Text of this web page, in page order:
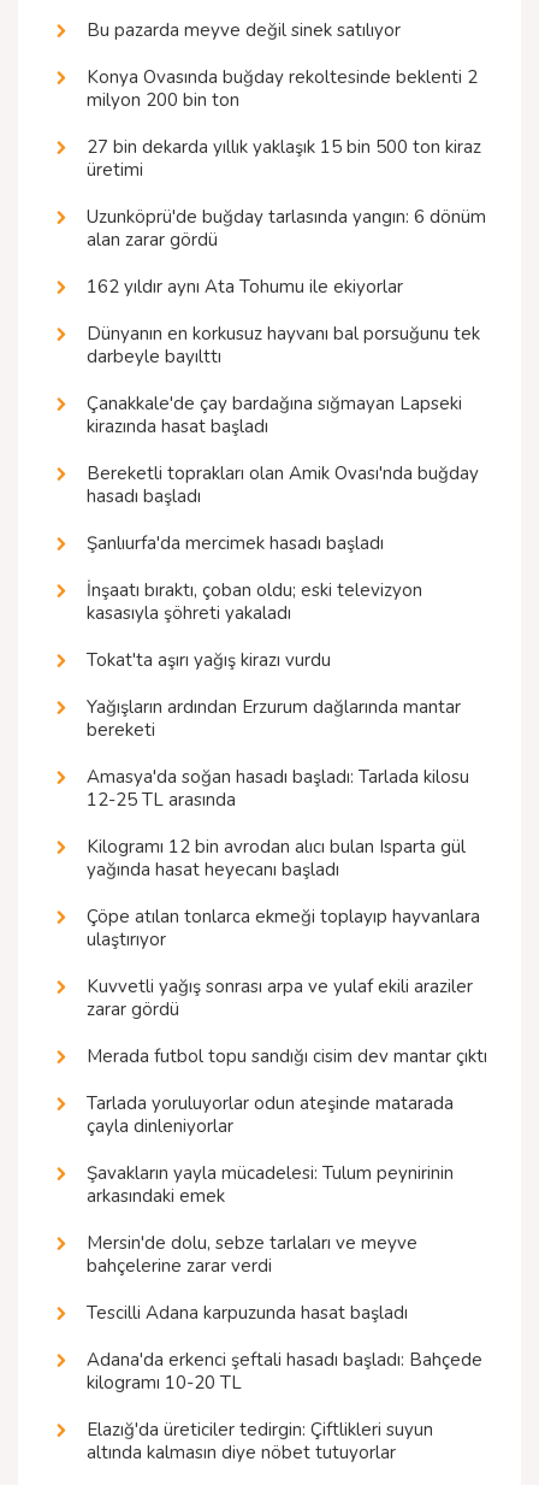
Bu pazarda meyve değil sinek satılıyor
Konya Ovasında buğday rekoltesinde beklenti 2
milyon 200 bin ton
27 bin dekarda yıllık yaklaşık 15 bin 500 ton kiraz
üretimi
Uzunköprü'de buğday tarlasında yangın: 6 dönüm
alan zarar gördü
162 yıldır aynı Ata Tohumu ile ekiyorlar
Dünyanın en korkusuz hayvanı bal porsuğunu tek
darbeyle bayılttı
Çanakkale'de çay bardağına sığmayan Lapseki
kirazında hasat başladı
Bereketli toprakları olan Amik Ovası'nda buğday
hasadı başladı
Şanlıurfa'da mercimek hasadı başladı
İnşaatı bıraktı, çoban oldu; eski televizyon
kasasıyla şöhreti yakaladı
Tokat'ta aşırı yağış kirazı vurdu
Yağışların ardından Erzurum dağlarında mantar
bereketi
Amasya'da soğan hasadı başladı: Tarlada kilosu
12-25 TL arasında
Kilogramı 12 bin avrodan alıcı bulan Isparta gül
yağında hasat heyecanı başladı
Çöpe atılan tonlarca ekmeği toplayıp hayvanlara
ulaştırıyor
Kuvvetli yağış sonrası arpa ve yulaf ekili araziler
zarar gördü
Merada futbol topu sandığı cisim dev mantar çıktı
Tarlada yoruluyorlar odun ateşinde matarada
çayla dinleniyorlar
Şavakların yayla mücadelesi: Tulum peynirinin
arkasındaki emek
Mersin'de dolu, sebze tarlaları ve meyve
bahçelerine zarar verdi
Tescilli Adana karpuzunda hasat başladı
Adana'da erkenci şeftali hasadı başladı: Bahçede
kilogramı 10-20 TL
Elazığ'da üreticiler tedirgin: Çiftlikleri suyun
altında kalmasın diye nöbet tutuyorlar